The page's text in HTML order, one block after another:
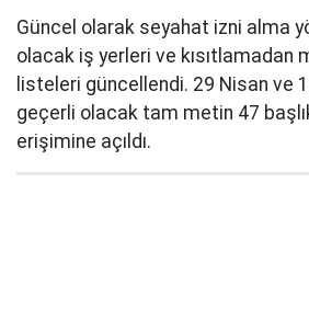
Güncel olarak seyahat izni alma
olacak iş yerleri ve kısıtlamadan
listeleri güncellendi. 29 Nisan ve
geçerli olacak tam metin 47
erişimine açıldı.